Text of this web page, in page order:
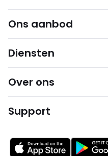
Ons aanbod
Diensten
Over ons
Support